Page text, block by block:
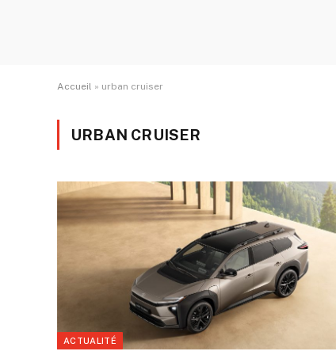
Accueil » urban cruiser
URBAN CRUISER
ACTUALITÉ